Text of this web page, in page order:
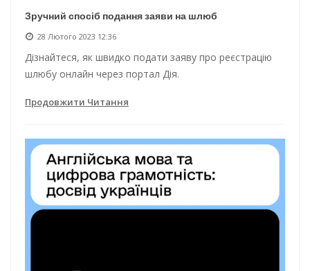
Зручний спосіб подання заяви на шлюб
28 Лютого 2023 12:36
Дізнайтеся, як швидко подати заяву про реєстрацію
шлюбу онлайн через портал Дія.
Продовжити Читання